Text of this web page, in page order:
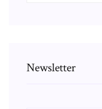
Newsletter